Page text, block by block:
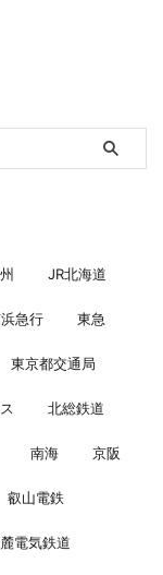
JR北海道
急行 東急
東京都交通局
北総鉄道
南海 京阪
叡山電鉄
電気鉄道